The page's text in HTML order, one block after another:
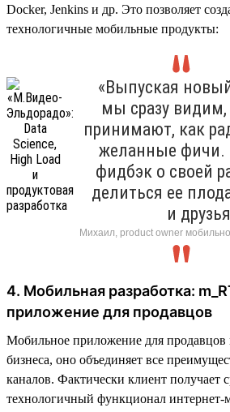
Docker, Jenkins и др. Это позволяет
технологичные мобильные продукты:
«Выпуская
мы сразу
принимают, как
желанные
фидбэк о своей
делиться ее
и
Михаил, product owner
4. Мобильная разработка:
приложение для продавцов
Мобильное приложение для продавцов
бизнеса, оно объединяет все
каналов. Фактически клиент получает
технологичный функционал интернет-